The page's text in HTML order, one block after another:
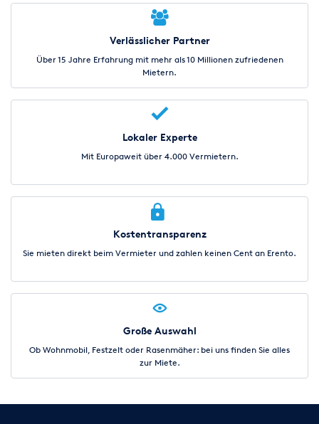
Verlässlicher Partner
Über 15 Jahre Erfahrung mit mehr als 10 Millionen zufriedenen
Mietern.
Lokaler Experte
Mit Europaweit über 4.000 Vermietern.
Kostentransparenz
Sie mieten direkt beim Vermieter und zahlen keinen Cent an Erento.
Große Auswahl
Ob Wohnmobil, Festzelt oder Rasenmäher: bei uns finden Sie alles
zur Miete.